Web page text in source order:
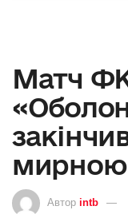
Матч ФК
мирною
Автор intb